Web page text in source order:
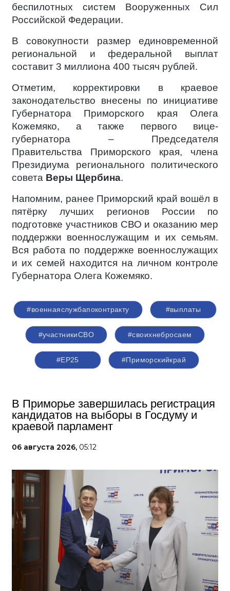
беспилотных систем Вооруженных Сил
Российской Федерации.
В совокупности размер единовременной
региональной и федеральной выплат
составит 3 миллиона 400 тысяч рублей.
Отметим, корректировки в краевое
законодательство внесены по инициативе
Губернатора Приморского края Олега
Кожемяко, а также первого вице-
губернатора – Председателя
Правительства Приморского края, члена
Президиума регионального политического
совета Веры Щербина.
Напомним, ранее Приморский край вошёл в
пятёрку лучших регионов России по
подготовке участников СВО и оказанию мер
поддержки военнослужащим и их семьям.
Вся работа по поддержке военнослужащих
и их семей находится на личном контроле
Губернатора Олега Кожемяко.
#военнаяслужбапоконтракту #выплаты
#участникиСВО #своихнебросаем
#ЕР25 #Приморскийкрай
В Приморье завершилась регистрация
кандидатов на выборы в Госдуму и
краевой парламент
06 августа 2026, 05:12